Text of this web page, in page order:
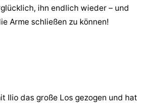
ihn endlich wieder – und
Arme schließen zu können!
Ilio das große Los gezogen und hat